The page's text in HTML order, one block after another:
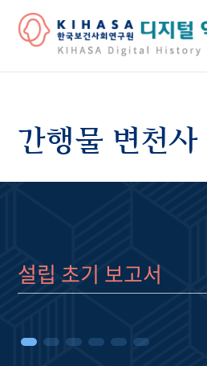
간행물 변천사
설립 초기 보고서